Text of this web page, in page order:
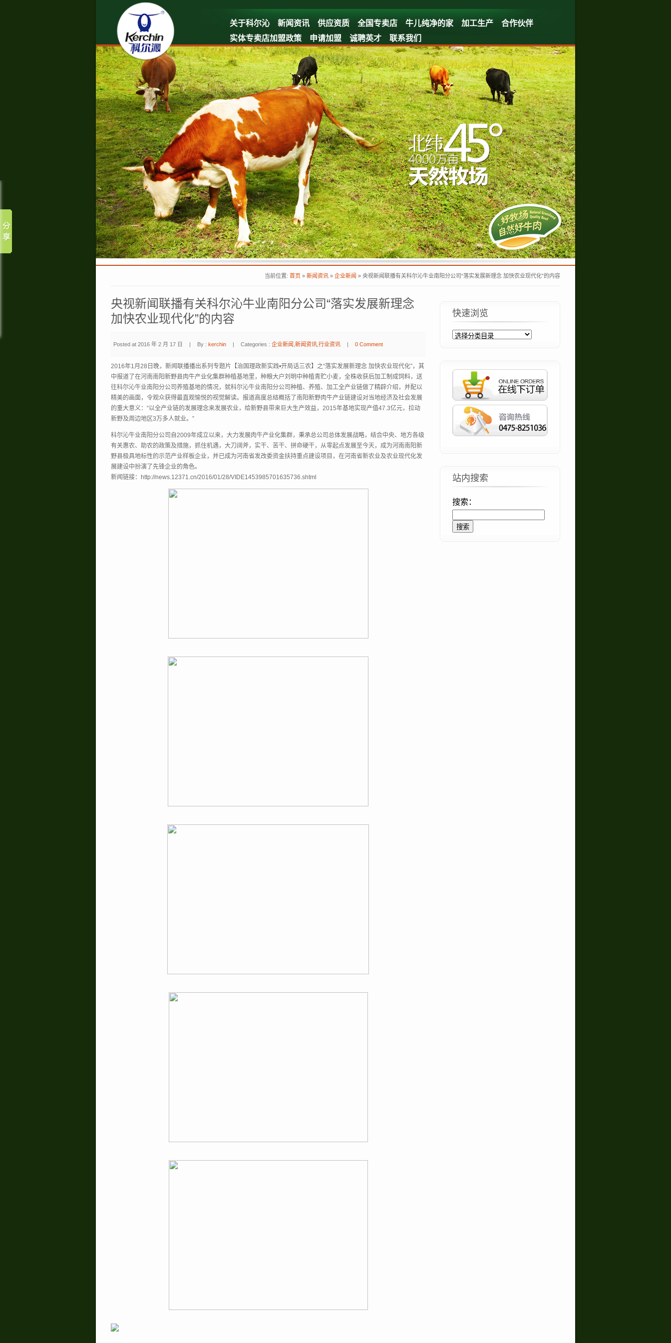
关于科尔沁 新闻资讯 供应资质 全国专卖店 牛儿纯净的家 加工生产
合作伙伴
实体专卖店加盟政策
申请加盟 诚聘英才 联系我们
当前位置: 首页 » 新闻资讯 » 企业新闻 » 央视新闻联播有关科尔沁牛业南阳分公司“落实发展新理念 加快农业现代化”的内容
央视新闻联播有关科尔沁牛业南阳分公司“落实发展新理念
加快农业现代化”的内容
Posted at 2016 年 2 月 17 日 | By : kerchin | Categories : 企业新闻 新闻资讯 行业资讯 | 0 Comment
2016年1月28日晚，新闻联播播出系列专题片【治国理政新实践•开局话三农】之“落实发展新理念 加快农业现代化”，其
中报道了在河南南阳新野县肉牛产业化集群种植基地里，种粮大户刘明中种植青贮小麦，全株收获后加工制成饲料，送
往科尔沁牛业南阳分公司养殖基地的情况，就科尔沁牛业南阳分公司种植、养殖、加工全产业链做了精辟介绍，并配以
精美的画面，令观众获得最直观愉悦的视觉解读。报道高度总结概括了南阳新野肉牛产业链建设对当地经济及社会发展
的重大意义：“以全产业链的发展理念来发展农业，给新野县带来巨大生产效益，2015年基地实现产值47.3亿元，拉动
新野及周边地区3万多人就业。”
科尔沁牛业南阳分公司自2009年成立以来，大力发展肉牛产业化集群，秉承总公司总体发展战略，结合中央、地方各级
有关惠农、助农的政策及措施，抓住机遇，大刀阔斧，实干、苦干、拼命硬干，从零起点发展至今天，成为河南南阳新
野县极具地标性的示范产业样板企业，并已成为河南省发改委资金扶持重点建设项目，在河南省新农业及农业现代化发
展建设中扮演了先锋企业的角色。
新闻链接：http://news.12371.cn/2016/01/28/VIDE1453985701635736.shtml
快速浏览
站内搜索
搜索：